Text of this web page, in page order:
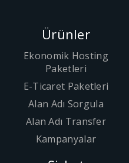
Ürünler
Ekonomik Hosting
Paketleri
E-Ticaret Paketleri
Alan Adı Sorgula
Alan Adı Transfer
Kampanyalar